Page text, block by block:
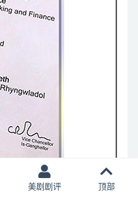
美剧剧评 顶部